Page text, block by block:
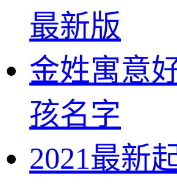
最新版
金姓寓意
孩名字
2021最新